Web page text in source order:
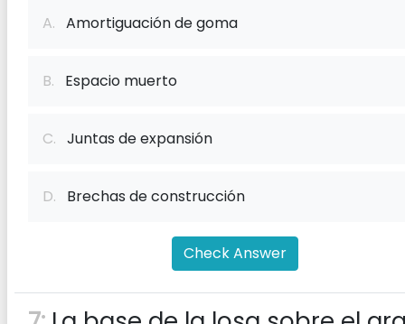
A. Amortiguación de goma
B. Espacio muerto
C. Juntas de expansión
D. Brechas de construcción
Check Answer